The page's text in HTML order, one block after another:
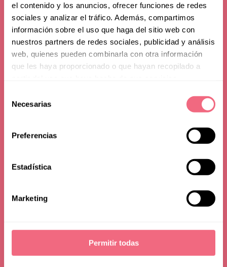
el contenido y los anuncios, ofrecer funciones de redes
sociales y analizar el tráfico. Además, compartimos
información sobre el uso que haga del sitio web con
nuestros partners de redes sociales, publicidad y análisis
web, quienes pueden combinarla con otra información
que les haya proporcionado o que hayan recopilado a
Necesarias
Preferencias
Estadística
Marketing
Permitir todas
Advice
MtF Hair Transplant
Surgery, 3 Things you
- Written by Lilia Koss